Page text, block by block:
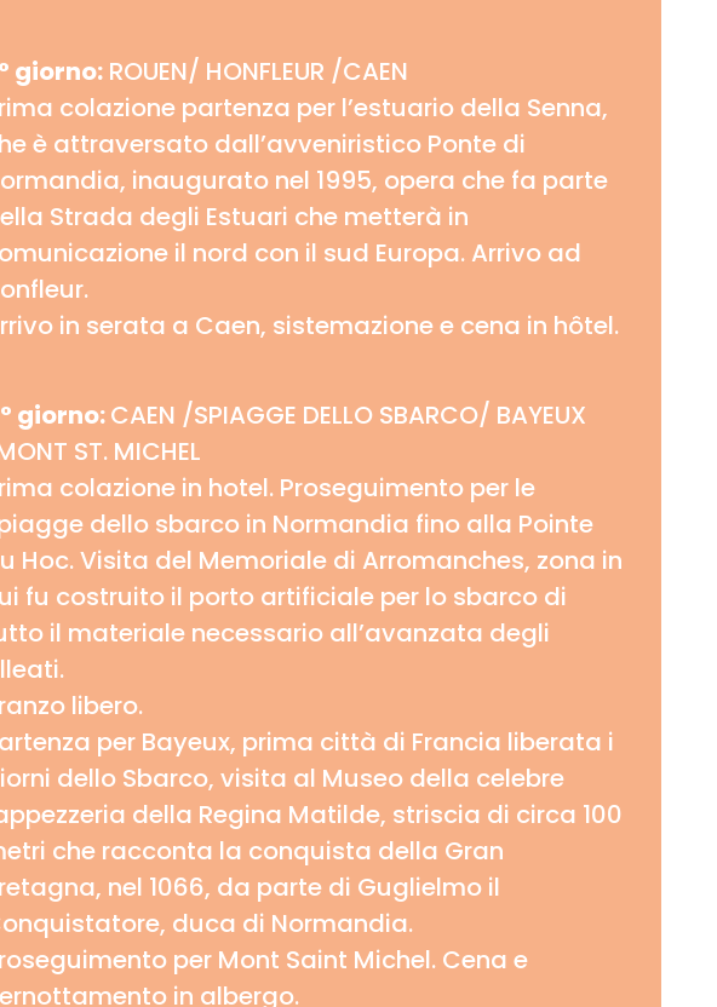
giorno: ROUEN/ HONFLEUR /CAEN
colazione partenza per l’estuario della Senna,
è attraversato dall’avveniristico Ponte di
inaugurato nel 1995, opera che fa parte
Strada degli Estuari che metterà in
il nord con il sud Europa. Arrivo ad
in serata a Caen, sistemazione e cena in hôtel.
giorno:CAEN /SPIAGGE DELLO SBARCO/ BAYEUX
ST. MICHEL
colazione in hotel. Proseguimento per le
dello sbarco in Normandia fino alla Pointe
Hoc. Visita del Memoriale di Arromanches, zona in
fu costruito il porto artificiale per lo sbarco di
il materiale necessario all’avanzata degli
libero.
per Bayeux, prima città di Francia liberata i
dello Sbarco, visita al Museo della celebre
della Regina Matilde, striscia di circa 100
che racconta la conquista della Gran
nel 1066, da parte di Guglielmo il
duca di Normandia.
per Mont Saint Michel. Cena e
in albergo.